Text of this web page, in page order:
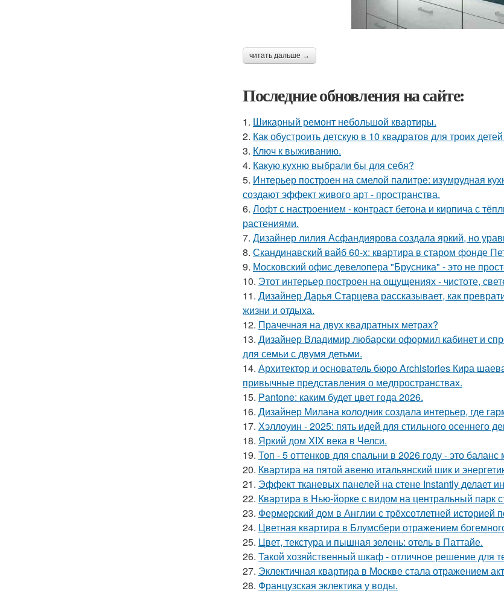
читать дальше →
Последние обновления на сайте:
1. Шикарный ремонт небольшой квартиры.
2. Как обустроить детскую в 10 квадратов для троих
3. Ключ к выживанию.
4. Какую кухню выбрали бы для себя?
5. Интерьер построен на смелой палитре: изумрудная
создают эффект живого арт - пространства.
6. Лофт с настроением - контраст бетона и кирпича с
растениями.
7. Дизайнер лилия Асфандиярова создала яркий, но
8. Скандинавский вайб 60-х: квартира в старом фонде
9. Московский офис девелопера "Брусника" - это не
10. Этот интерьер построен на ощущениях - чистоте,
11. Дизайнер Дарья Старцева рассказывает, как
жизни и отдыха.
12. Прачечная на двух квадратных метрах?
13. Дизайнер Владимир любарски оформил кабинет и
для семьи с двумя детьми.
14. Архитектор и основатель бюро Archistories Кира
привычные представления о медпространствах.
15. Pantone: каким будет цвет года 2026.
16. Дизайнер Милана колодник создала интерьер, где
17. Хэллоуин - 2025: пять идей для стильного осеннего
18. Яркий дом XIX века в Челси.
19. Топ - 5 оттенков для спальни в 2026 году - это
20. Квартира на пятой авеню итальянский шик и
21. Эффект тканевых панелей на стене Instantly делает
22. Квартира в Нью-йорке с видом на центральный
23. Фермерский дом в Англии с трёхсотлетней историей
24. Цветная квартира в Блумсбери отражением
25. Цвет, текстура и пышная зелень: отель в Паттайе.
26. Такой хозяйственный шкаф - отличное решение для
27. Эклектичная квартира в Москве стала отражением
28. Французская эклектика у воды.